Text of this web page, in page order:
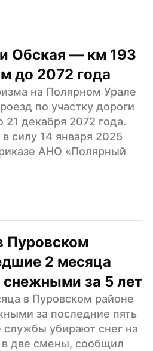
Обская — км 193
до 2072 года
на Полярном Урале
по участку дороги
декабря 2072 года.
силу 14 января 2025
АНО «Полярный
Пуровском
2 месяца
за 5 лет
в Пуровском районе
за последние пять
убирают снег на
две смены, сообщил